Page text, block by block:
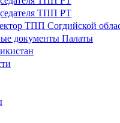
ТПП РТ
ТПП Согдийской
документы Палаты